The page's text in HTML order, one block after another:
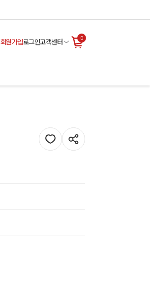
회원가입로그인고객센터 0